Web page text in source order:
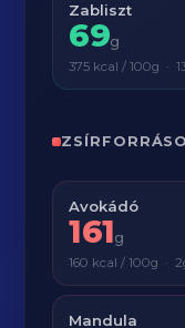
Zabliszt
69g
375 kcal / 100g ·
Avokádó
161g
160 kcal / 100g ·
Mandula